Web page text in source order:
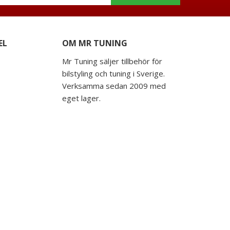
OM MR TUNING
Mr Tuning säljer tillbehör för
bilstyling och tuning i Sverige.
Verksamma sedan 2009 med
eget lager.